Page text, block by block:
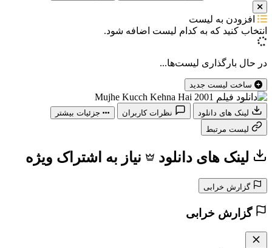
افزودن به لیست
انتخاب کنید که به کدام لیست اضافه شود.
در حال بارگذاری لیست‌ها...
جزئیات بیشتر
لینک های دانلود نیاز به اشتراک ویژه
گزارش خرابی
گزارش خرابی